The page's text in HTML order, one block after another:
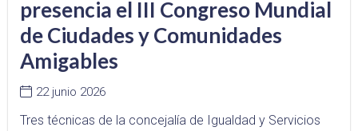
presencia el III Congreso Mundial
de Ciudades y Comunidades
Amigables
22 junio 2026
Tres técnicas de la concejalía de Igualdad y Servicios